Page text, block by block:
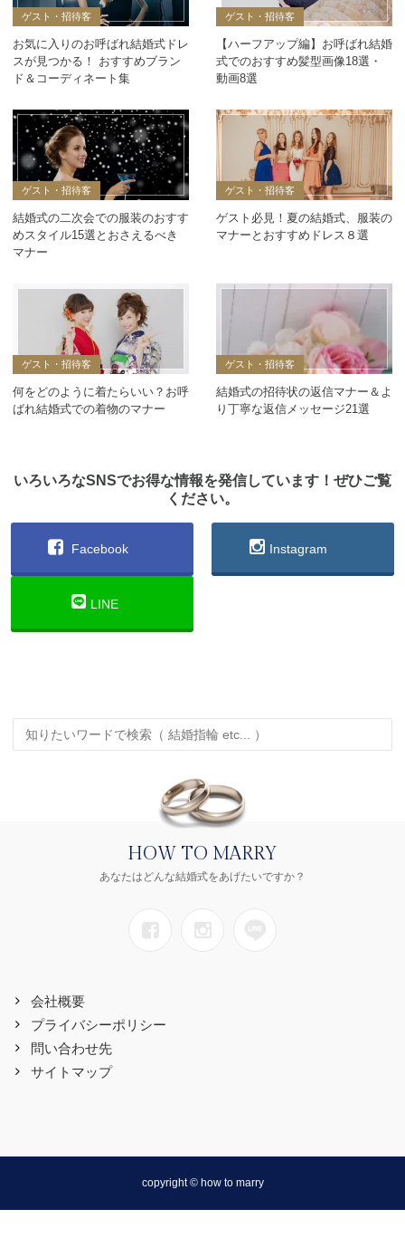
ゲスト・招待客
お気に入りのお呼ばれ結婚式ドレ
スが見つかる！ おすすめブラン
ド＆コーディネート集
ゲスト・招待客
【ハーフアップ編】お呼ばれ結婚
式でのおすすめ髪型画像18選・
動画8選
ゲスト・招待客
結婚式の二次会での服装のおすす
めスタイル15選とおさえるべき
マナー
ゲスト・招待客
ゲスト必見！夏の結婚式、服装の
マナーとおすすめドレス８選
ゲスト・招待客
何をどのように着たらいい？お呼
ばれ結婚式での着物のマナー
ゲスト・招待客
結婚式の招待状の返信マナー＆よ
り丁寧な返信メッセージ21選
いろいろなSNSでお得な情報を発信しています！ぜひご覧
ください。
Facebook Instagram
LINE
HOW TO MARRY
あなたはどんな結婚式をあげたいですか？
会社概要
プライバシーポリシー
問い合わせ先
サイトマップ
copyright © how to marry